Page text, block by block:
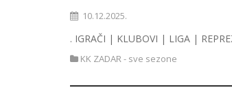
10.12.2025.
. IGRAČI | KLUBOVI | LIGA |
KK ZADAR - sve sezone